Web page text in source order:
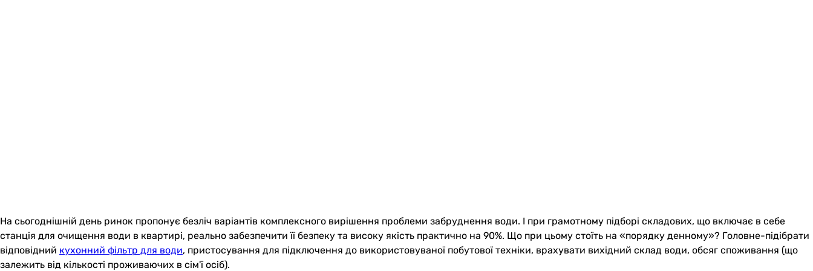
На сьогоднішній день ринок пропонує безліч варіантів комплексного вирішення проблеми забруднення води. І при грамотному підборі складових, що включає в себе
станція для очищення води в квартирі, реально забезпечити її безпеку та високу якість практично на 90%. Що при цьому стоїть на «порядку денному»? Головне-підібрати
відповідний кухонний фільтр для води, пристосування для підключення до використовуваної побутової техніки, врахувати вихідний склад води, обсяг споживання (що
залежить від кількості проживаючих в сім'ї осіб).